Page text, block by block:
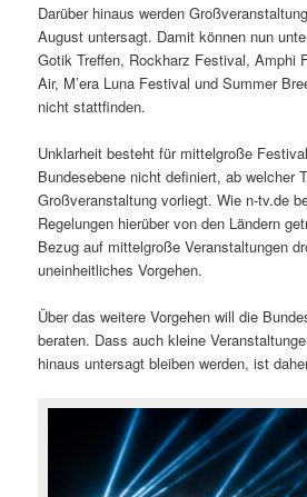
Darüber hinaus werden
August untersagt. Damit können nun
Gotik Treffen, Rockharz Festival, Amphi
Air, M’era Luna Festival und Summer
nicht stattfinden.
Unklarheit besteht für mittelgroße
Bundesebene nicht definiert, ab welcher
Großveranstaltung vorliegt. Wie n-tv.de
Regelungen hierüber von den Ländern
Bezug auf mittelgroße Veranstaltungen
uneinheitliches Vorgehen.
Über das weitere Vorgehen will die
beraten. Dass auch kleine
hinaus untersagt bleiben werden, ist